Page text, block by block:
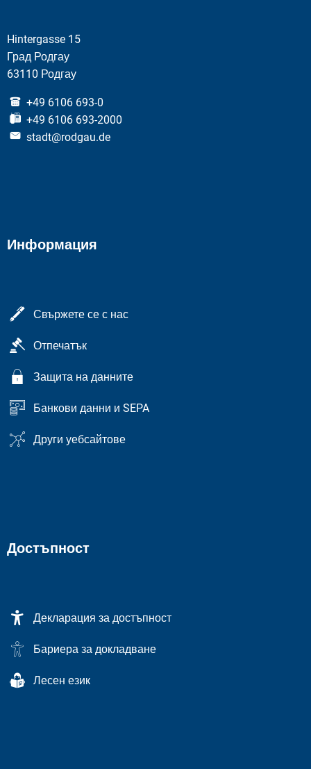
Hintergasse 15
Град Родгау
63110 Родгау
+49 6106 693-0
+49 6106 693-2000
stadt@rodgau.de
Информация
Свържете се с нас
Отпечатък
Защита на данните
Банкови данни и SEPA
Други уебсайтове
Достъпност
Декларация за достъпност
Бариера за докладване
Лесен език